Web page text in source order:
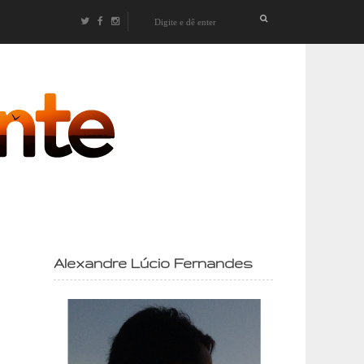
Alexandre Lúcio Fernandes